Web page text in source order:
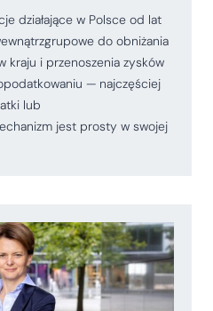
działające w Polsce od lat
do obniżania
kraju i przenoszenia zysków
— najczęściej
lub
jest prosty w swojej